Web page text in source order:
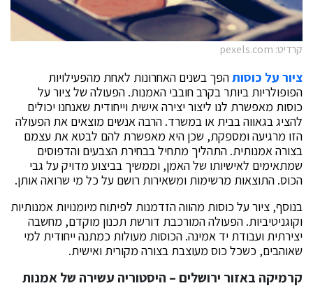
קרדיט: pexels.com
ציור על כוסותהפך בשנים האחרונות לאחת מהפעילויות
הפופולריות ביותר בקרב חובבי האמנות. הפעולה של ציור על
כוסות מאפשרת לנו ליצור יצירה אישית וייחודית שאנחנו יכולים
להציג בגאווה בבית או במשרד. הרבה אנשים מוצאים את הפעולה
הזו מרגיעה ומספקת, שכן היא מאפשרת להם לבטא את עצמם
בצורה אמנותית. התהליך מתחיל בבחירת הצבעים והדפוסים
שמתאימים לאישיותו של האמן, וממשיך בביצוע מדויק על גבי
הכוס. התוצאות מרשימות ומשאירות רושם על כל מי שרואה אותן.
בנוסף, ציור על כוסות מהווה הזדמנות לפיתוח מיומנויות אמנותיות
וקוגניטיביות. הפעולה המורכבת דורשת תכנון מוקדם, מחשבה
יצירתית ועבודת יד אמינה. הכוסות מעולות כמתנה ייחודית למי
שאוהבים, כשכל כוס מעוצבת בצורה מקורית ואישית.
קרמיקה באזור ירושלים – היסטוריה עשירה של אמנות